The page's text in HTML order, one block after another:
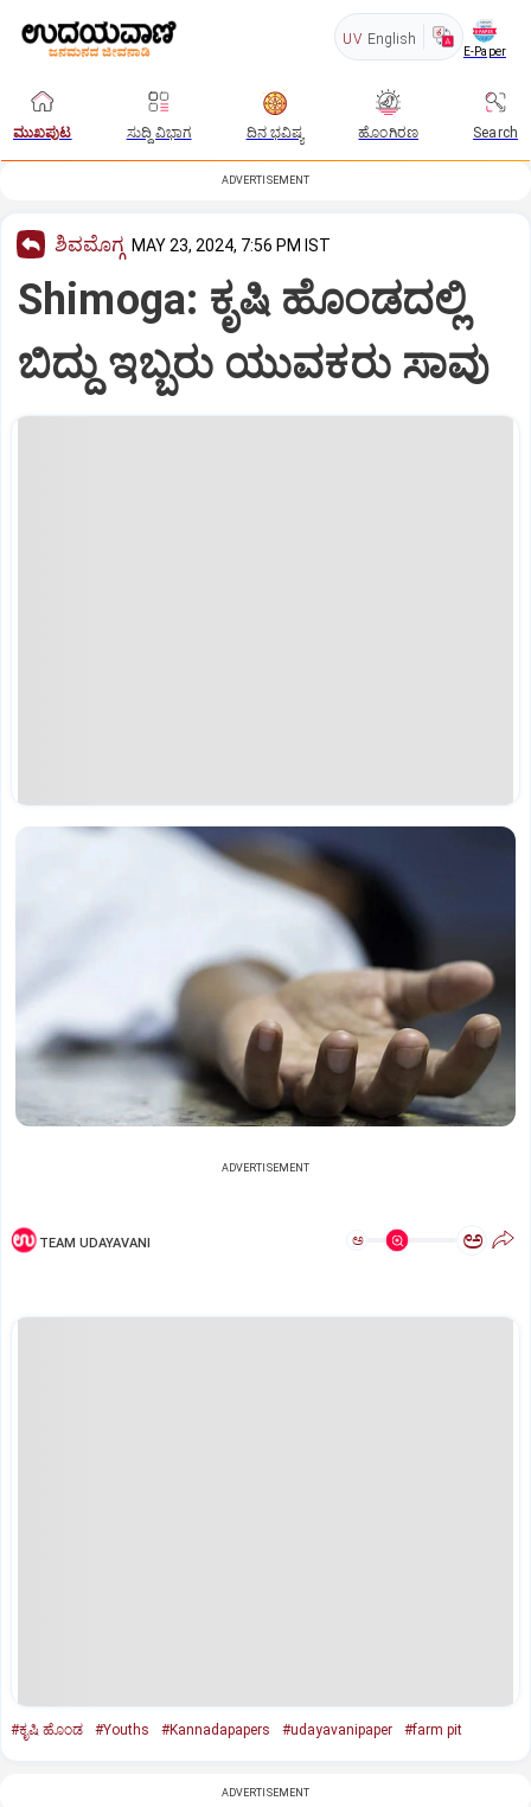
UV English
E-Paper
ಮುಖಪುಟ ಸುದ್ದಿ ವಿಭಾಗ ದಿನ ಭವಿಷ್ಯ ಹೊಂಗಿರಣ Search
ADVERTISEMENT
ಶಿವಮೊಗ್ಗ MAY 23, 2024, 7:56 PM IST
Shimoga: ಕೃಷಿ ಹೊಂಡದಲ್ಲಿ
ಬಿದ್ದು ಇಬ್ಬರು ಯುವಕರು ಸಾವು
ADVERTISEMENT
TEAM UDAYAVANI ಅ ಅ
#ಕೃಷಿ ಹೊಂಡ #Youths #Kannadapapers #udayavanipaper #farm pit
ADVERTISEMENT